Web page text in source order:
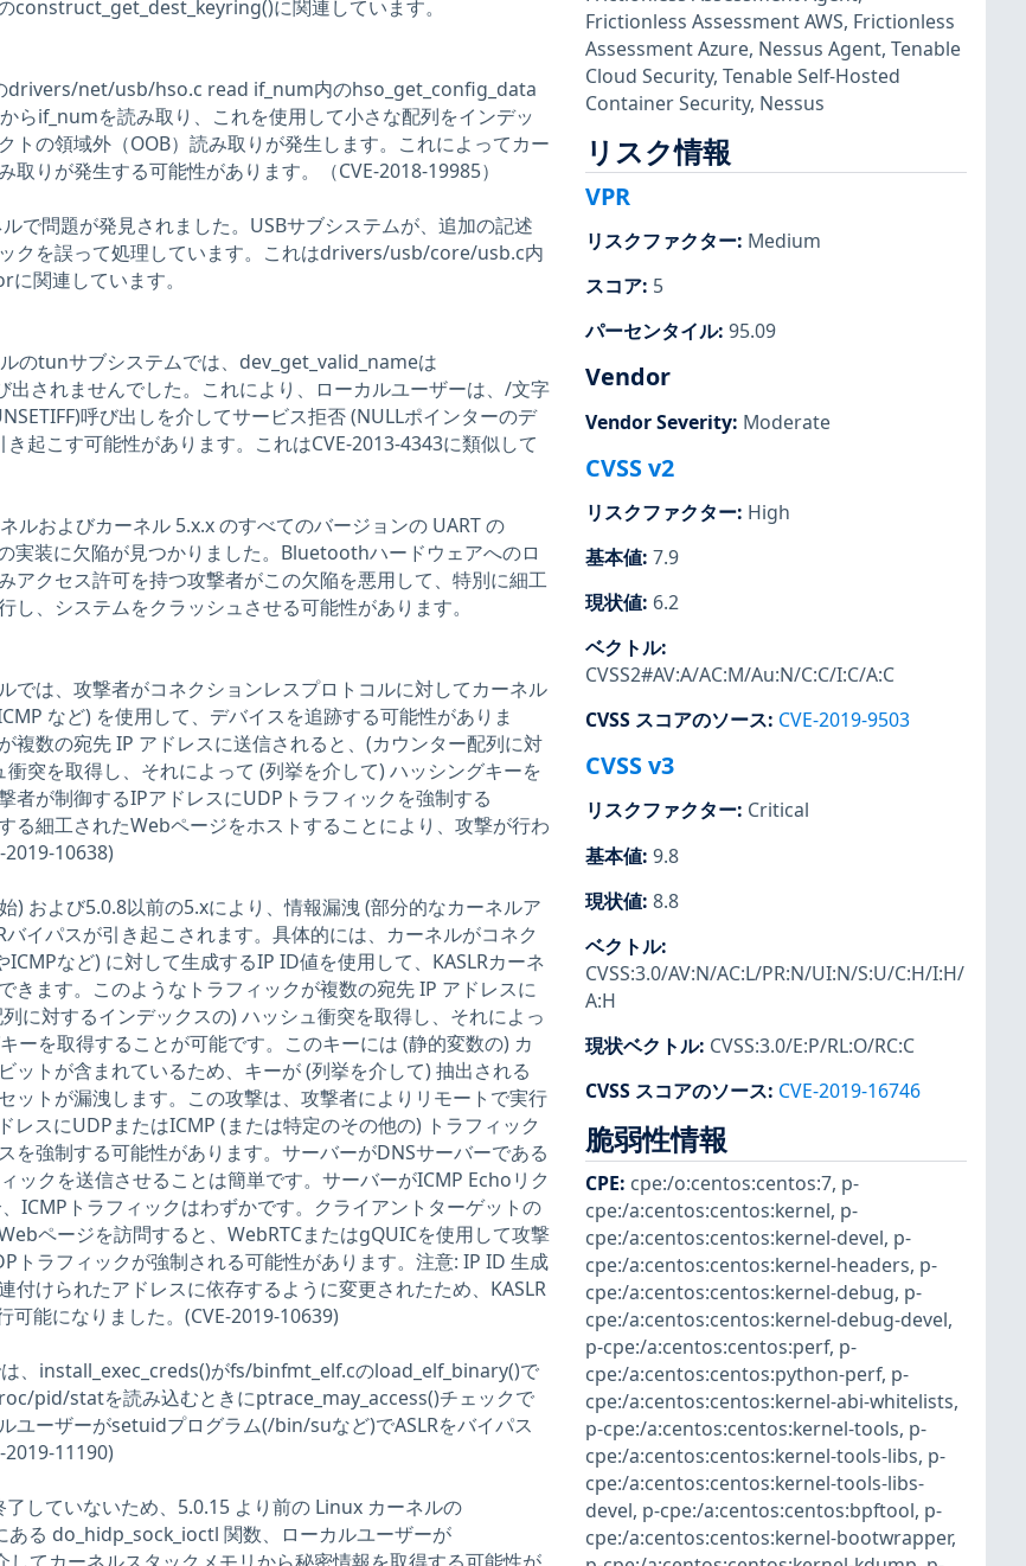
に関連しています。
drivers/net/usb/hso.c read if_num内のhso_get_config_data
らif_numを読み取り、これを使用して小さな配列をインデッ
トの領域外（OOB）読み取りが発生します。これによってカー
取りが発生する可能性があります。（CVE-2018-19985）
で問題が発見されました。USBサブシステムが、追加の記述
クを誤って処理しています。これはdrivers/usb/core/usb.c内
関連しています。
のtunサブシステムでは、dev_get_valid_nameは
されませんでした。これにより、ローカルユーザーは、/文字
呼び出しを介してサービス拒否 (NULLポインターのデ
起こす可能性があります。これはCVE-2013-4343に類似して
ルおよびカーネル 5.x.x のすべてのバージョンの UART の
実装に欠陥が見つかりました。Bluetoothハードウェアへのロ
アクセス許可を持つ攻撃者がこの欠陥を悪用して、特別に細工
し、システムをクラッシュさせる可能性があります。
では、攻撃者がコネクションレスプロトコルに対してカーネル
など) を使用して、デバイスを追跡する可能性がありま
複数の宛先 IP アドレスに送信されると、(カウンター配列に対
突を取得し、それによって (列挙を介して) ハッシングキーを
者が制御するIPアドレスにUDPトラフィックを強制する
る細工されたWebページをホストすることにより、攻撃が行わ
2019-10638)
) および5.0.8以前の5.xにより、情報漏洩 (部分的なカーネルア
バイパスが引き起こされます。具体的には、カーネルがコネク
など) に対して生成するIP ID値を使用して、KASLRカーネ
きます。このようなトラフィックが複数の宛先 IP アドレスに
に対するインデックスの) ハッシュ衝突を取得し、それによっ
ーを取得することが可能です。このキーには (静的変数の) カ
ットが含まれているため、キーが (列挙を介して) 抽出される
ットが漏洩します。この攻撃は、攻撃者によりリモートで実行
レスにUDPまたはICMP (または特定のその他の) トラフィック
を強制する可能性があります。サーバーがDNSサーバーである
ックを送信させることは簡単です。サーバーがICMP Echoリク
ICMPトラフィックはわずかです。クライアントターゲットの
ページを訪問すると、WebRTCまたはgQUICを使用して攻撃
トラフィックが強制される可能性があります。注意: IP ID 生成
付けられたアドレスに依存するように変更されたため、KASLR
可能になりました。(CVE-2019-10639)
、install_exec_creds()がfs/binfmt_elf.cのload_elf_binary()で
pid/statを読み込むときにptrace_may_access()チェックで
ユーザーがsetuidプログラム(/bin/suなど)でASLRをバイパス
2019-11190)
していないため、5.0.15 より前の Linux カーネルの
る do_hidp_sock_ioctl 関数、ローカルユーザーが
Frictionless Assessment AWS, Frictionless
Assessment Azure, Nessus Agent, Tenable
Cloud Security, Tenable Self-Hosted
Container Security, Nessus
リスク情報
VPR
リスクファクター: Medium
スコア: 5
パーセンタイル: 95.09
Vendor
Vendor Severity: Moderate
CVSS v2
リスクファクター: High
基本値: 7.9
現状値: 6.2
ベクトル:
CVSS2#AV:A/AC:M/Au:N/C:C/I:C/A:C
CVSS スコアのソース: CVE-2019-9503
CVSS v3
リスクファクター: Critical
基本値: 9.8
現状値: 8.8
ベクトル:
CVSS:3.0/AV:N/AC:L/PR:N/UI:N/S:U/C:H/I:H/
A:H
現状ベクトル: CVSS:3.0/E:P/RL:O/RC:C
CVSS スコアのソース: CVE-2019-16746
脆弱性情報
CPE: cpe:/o:centos:centos:7, p-
cpe:/a:centos:centos:kernel, p-
cpe:/a:centos:centos:kernel-devel, p-
cpe:/a:centos:centos:kernel-headers, p-
cpe:/a:centos:centos:kernel-debug, p-
cpe:/a:centos:centos:kernel-debug-devel,
p-cpe:/a:centos:centos:perf, p-
cpe:/a:centos:centos:python-perf, p-
cpe:/a:centos:centos:kernel-abi-whitelists,
p-cpe:/a:centos:centos:kernel-tools, p-
cpe:/a:centos:centos:kernel-tools-libs, p-
cpe:/a:centos:centos:kernel-tools-libs-
devel, p-cpe:/a:centos:centos:bpftool, p-
cpe:/a:centos:centos:kernel-bootwrapper,